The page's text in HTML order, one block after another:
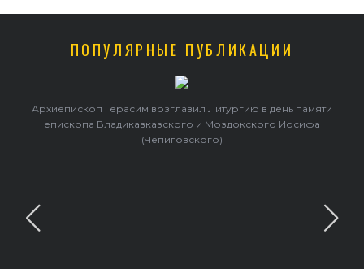
ПОПУЛЯРНЫЕ ПУБЛИКАЦИИ
Архиепископ Герасим возглавил Литургию в день памяти
епископа Владикавказского и Моздокского Иосифа
(Чепиговского)